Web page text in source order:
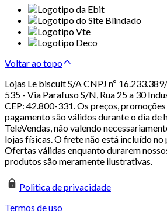
Voltar ao topo
Lojas Le biscuit S/A CNPJ nº
535 - Via Parafuso S/N, Rua 25 a 30
CEP: 42.800-331. Os preços,
pagamento são válidos durante o dia de
TeleVendas, não valendo
lojas físicas. O frete não está incluído
Ofertas válidas enquanto durarem
produtos são meramente ilustrativas.
Politica de privacidade
Termos de uso